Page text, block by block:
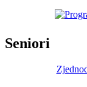
Seniori